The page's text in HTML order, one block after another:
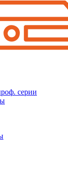
серии